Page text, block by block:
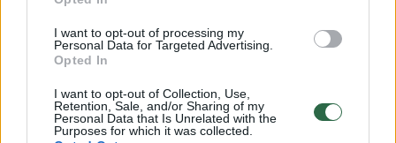
I want to opt-out of processing my
Personal Data for Targeted Advertising.
Opted In
I want to opt-out of Collection, Use,
Retention, Sale, and/or Sharing of my
Personal Data that Is Unrelated with the
Purposes for which it was collected.
00:15:54
V. Zalužno pasisakymą laiko bandymu įsitvirtinti
Ukrainos politikoje: jis yra neteisus
Laidos Nauja diena